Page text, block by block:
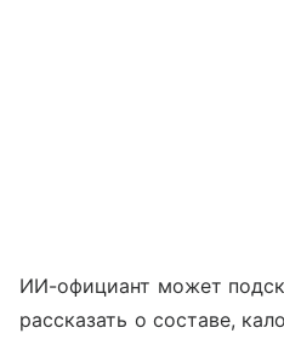
ИИ-официант может
рассказать о составе,